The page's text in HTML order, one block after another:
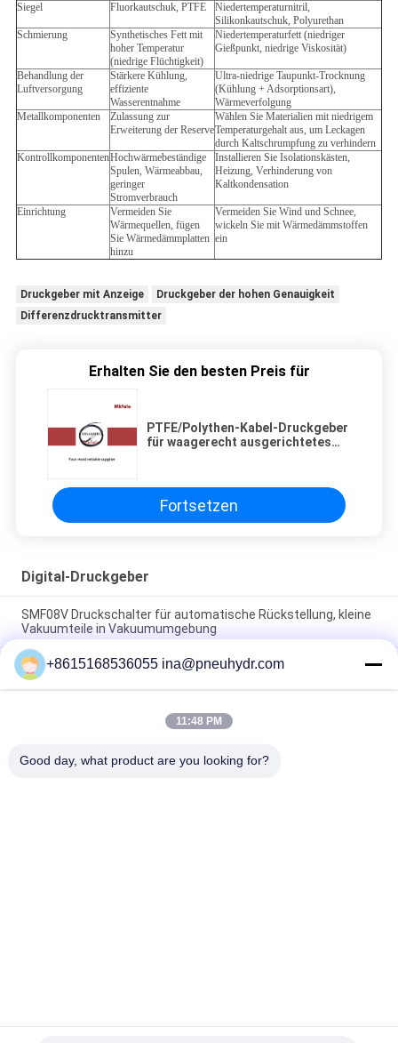
Siegel Fluorkautschuk, PTFE
Niedertemperaturnitril,
Silikonkautschuk, Polyurethan
Schmierung
Synthetisches Fett mit
hoher Temperatur
(niedrige Flüchtigkeit)
Niedertemperaturfett (niedriger
Gießpunkt, niedrige Viskosität)
Behandlung der
Luftversorgung
Stärkere Kühlung,
effiziente
Wasserentnahme
Ultra-niedrige Taupunkt-Trocknung
(Kühlung + Adsorptionsart),
Wärmeverfolgung
Metallkomponenten
Zulassung zur
Erweiterung der Reserve
Wählen Sie Materialien mit niedrigem
Temperaturgehalt aus, um Leckagen
durch Kaltschrumpfung zu verhindern
KontrollkomponentenHochwärmebeständige
Spulen, Wärmeabbau,
geringer
Stromverbrauch
Installieren Sie Isolationskästen,
Heizung, Verhinderung von
Kaltkondensation
Einrichtung
Vermeiden Sie
Wärmequellen, fügen
Sie Wärmedämmplatten
hinzu
Vermeiden Sie Wind und Schnee,
wickeln Sie mit Wärmedämmstoffen
ein
Druckgeber mit Anzeige
Druckgeber der hohen Genauigkeit
Differenzdrucktransmitter
Erhalten Sie den besten Preis für
PTFE/Polythen-Kabel-Druckgeber
für waagerecht ausgerichtetes
Fortsetzen
Digital-Druckgeber
SMF08V Druckschalter für automatische Rückstellung, kleine
Vakuumteile in Vakuumumgebung
SMF08A 1/8 1/4 Hochdruckschalter Festsetzpunkt
Automatischer Wiedereinstellungsluft-Wasserdruckschalter
NBSANMINSE
SMF 19 Druckschalter 1/4 G NPT T Zuverlässiger
+8615168536055 ina@pneuhydr.com
11:48 PM
Good day, what product are you looking for?